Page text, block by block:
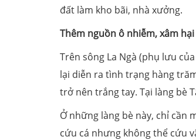
đất làm kho bãi, nhà xưởng.
Thêm nguồn ô nhiễm, xâm hại
Trên sông La Ngà (phụ lưu
lại diễn ra tình trạng hàng
trở nên trắng tay. Tại làng bè
Ở những làng bè này, chỉ cần
cứu cá nhưng không thể cứu